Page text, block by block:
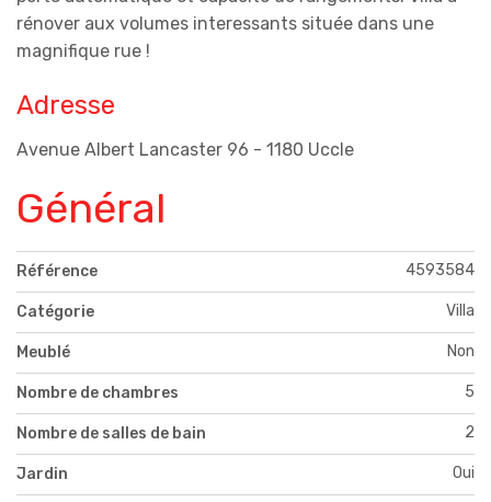
rénover aux volumes interessants située dans une
magnifique rue !
Adresse
Avenue Albert Lancaster 96 - 1180 Uccle
Général
Référence 4593584
Catégorie Villa
Meublé Non
Nombre de chambres 5
Nombre de salles de bain 2
Jardin Oui